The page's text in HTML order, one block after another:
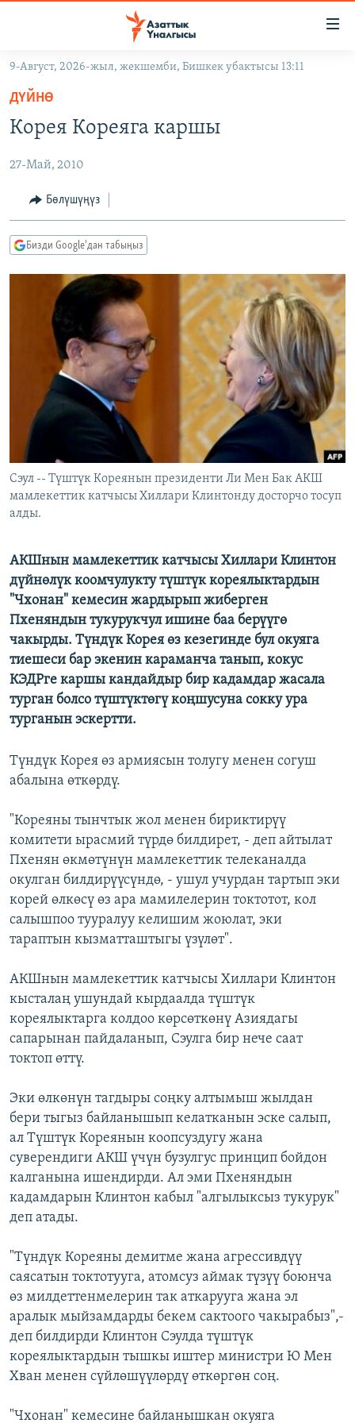
Навигацияга
өтүңүз
Издөөгө
салыңыз
ЖАҢЫЛЫКТАР
КЫРГЫЗСТАН
САЯСАТ
ЭКОНОМИКА
ДҮЙНӨ
ДҮЙНӨ
БОРБОР АЗИЯ
УКРАИНА
АТАЙЫН ИЛИКТӨӨ
БҮГҮН АЗАТТЫКТА
ЭКСПЕРТТЕР ТАЛДАЙТ
БИЗ ЖАНА ДҮЙНӨ
ДАНИСТЕ
ЭЖЕ-СИҢДИЛЕР
АЗАТТЫК+
ЫҢГАЙСЫЗ СУРООЛОР
ПОДКАСТ
ӨЗГӨЧӨ ПИКИР
Русский
ОНЛАЙН ШЕРИНЕ
ЭЕ/АРнун бардык сайттары
9-Август, 2026-жыл, жекшемби, Бишкек убактысы 13:11
ДҮЙНӨ
Корея Кореяга каршы
27-Май, 2010
Бөлүшүңүз
Бизди Google'дан табыңыз
Сэул -- Түштүк Кореянын президенти Ли Мен Бак АКШ
мамлекеттик катчысы Хиллари Клинтонду досторчо тосуп
алды.
АКШнын мамлекеттик катчысы Хиллари Клинтон
дүйнөлүк коомчулукту түштүк кореялыктардын
"Чхонан" кемесин жардырып жиберген
Пхеняндын тукурукчул ишине баа берүүгө
чакырды. Түндүк Корея өз кезегинде бул окуяга
тиешеси бар экенин караманча танып, кокус
КЭДРге каршы кандайдыр бир кадамдар жасала
турган болсо түштүктөгү коңшусуна сокку ура
турганын эскертти.
Түндүк Корея өз армиясын толугу менен согуш
абалына өткөрдү.
"Кореяны тынчтык жол менен бириктирүү
комитети ырасмий түрдө билдирет, - деп айтылат
Пхенян өкмөтүнүн мамлекеттик телеканалда
окулган билдирүүсүндө, - ушул учурдан тартып эки
корей өлкөсү өз ара мамилелерин токтотот, кол
салышпоо тууралуу келишим жоюлат, эки
тараптын кызматташтыгы үзүлөт".
АКШнын мамлекеттик катчысы Хиллари Клинтон
кысталаң ушундай кырдаалда түштүк
кореялыктарга колдоо көрсөткөнү Азиядагы
сапарынан пайдаланып, Сэулга бир нече саат
токтоп өттү.
Эки өлкөнүн тагдыры соңку алтымыш жылдан
бери тыгыз байланышып келатканын эске салып,
ал Түштүк Кореянын коопсуздугу жана
суверендиги АКШ үчүн бузулгус принцип бойдон
калганына ишендирди. Ал эми Пхеняндын
кадамдарын Клинтон кабыл "алгылыксыз тукурук"
деп атады.
"Түндүк Кореяны демитме жана агрессивдүү
саясатын токтотууга, атомсуз аймак түзүү боюнча
өз милдеттенмелерин так аткарууга жана эл
аралык мыйзамдарды бекем сактоого чакырабыз",-
деп билдирди Клинтон Сэулда түштүк
кореялыктардын тышкы иштер министри Ю Мен
Хван менен сүйлөшүүлөрдү өткөргөн соң.
"Чхонан" кемесине байланышкан окуяга